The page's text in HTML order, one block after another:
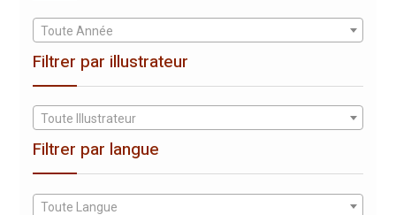
Toute Année
Filtrer par illustrateur
Toute Illustrateur
Filtrer par langue
Toute Langue